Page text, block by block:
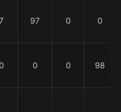
97 0 0
0 0 0 98